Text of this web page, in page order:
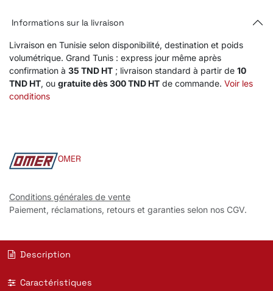
Informations sur la livraison
Livraison en Tunisie selon disponibilité, destination et poids
volumétrique. Grand Tunis : express jour même après
confirmation à 35 TND HT ; livraison standard à partir de 10
TND HT, ou gratuite dès 300 TND HT de commande. Voir les
conditions
OMER
Conditions générales de vente
Paiement, réclamations, retours et garanties selon nos CGV.
Description
Caractéristiques